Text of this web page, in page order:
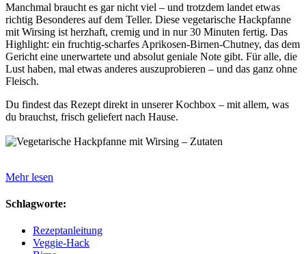
Manchmal braucht es gar nicht viel – und trotzdem landet etwas
richtig Besonderes auf dem Teller. Diese vegetarische Hackpfanne
mit Wirsing ist herzhaft, cremig und in nur 30 Minuten fertig. Das
Highlight: ein fruchtig-scharfes Aprikosen-Birnen-Chutney, das dem
Gericht eine unerwartete und absolut geniale Note gibt. Für alle, die
Lust haben, mal etwas anderes auszuprobieren – und das ganz ohne
Fleisch.
Du findest das Rezept direkt in unserer Kochbox – mit allem, was
du brauchst, frisch geliefert nach Hause.
Mehr lesen
Schlagworte:
Rezeptanleitung
Veggie-Hack